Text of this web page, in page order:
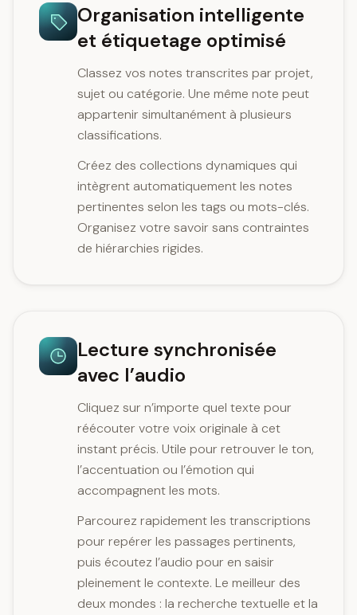
Organisation intelligente
et étiquetage optimisé
Classez vos notes transcrites par projet,
sujet ou catégorie. Une même note peut
appartenir simultanément à plusieurs
classifications.
Créez des collections dynamiques qui
intègrent automatiquement les notes
pertinentes selon les tags ou mots-clés.
Organisez votre savoir sans contraintes
de hiérarchies rigides.
Lecture synchronisée
avec l’audio
Cliquez sur n’importe quel texte pour
réécouter votre voix originale à cet
instant précis. Utile pour retrouver le ton,
l’accentuation ou l’émotion qui
accompagnent les mots.
Parcourez rapidement les transcriptions
pour repérer les passages pertinents,
puis écoutez l’audio pour en saisir
pleinement le contexte. Le meilleur des
deux mondes : la recherche textuelle et la